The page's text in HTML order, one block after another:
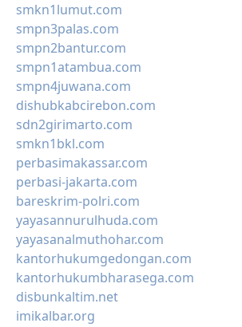
smkn1lumut.com
smpn3palas.com
smpn2bantur.com
smpn1atambua.com
smpn4juwana.com
dishubkabcirebon.com
sdn2girimarto.com
smkn1bkl.com
perbasimakassar.com
perbasi-jakarta.com
bareskrim-polri.com
yayasannurulhuda.com
yayasanalmuthohar.com
kantorhukumgedongan.com
kantorhukumbharasega.com
disbunkaltim.net
imikalbar.org